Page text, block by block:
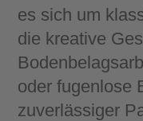
es sich um
die kreative
oder fugenlose
zuverlässiger